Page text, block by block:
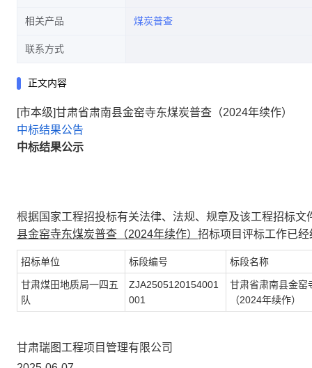
相关产品 煤炭普查
联系方式
正文内容
[市本级]甘肃省肃南县金窑寺东煤炭普查（2024年续作）
中标结果公告
中标结果公示
根据国家工程招投标有关法律、法规、规章及该工程招标文
县金窑寺东煤炭普查（2024年续作） 招标项目评标工作已
招标单位 标段编号 标段名称
甘肃煤田地质局一四五
队
ZJA2505120154001
001
甘肃省肃南县金窑
（2024年续作）
甘肃瑞图工程项目管理有限公司